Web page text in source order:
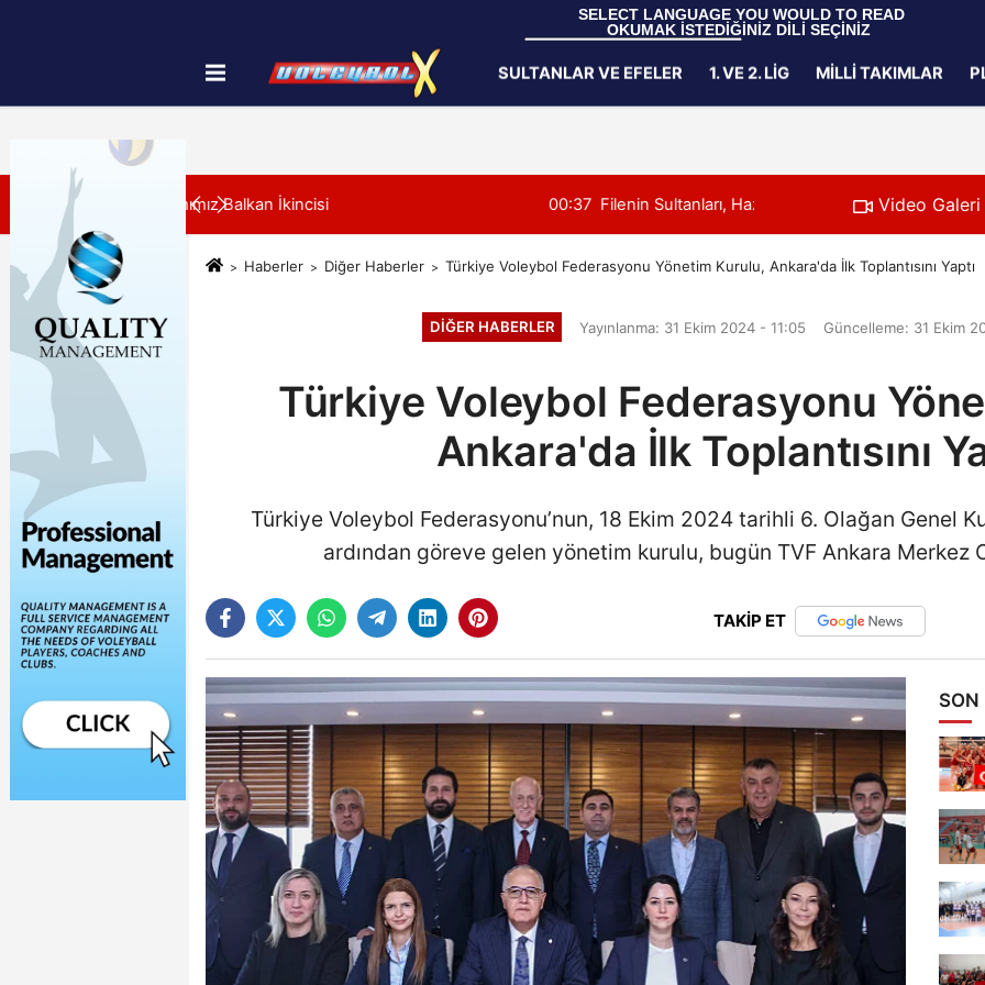
SELECT LANGUAGE YOU WOULD TO READ
OKUMAK İSTEDİĞİNİZ DİLİ SEÇİNİZ
İletişim Çerez Politikası
SULTANLAR VE EFELER 1. VE 2. LIG MILLI TAKIMLAR
SON DAKİKA: 00:37 Filenin Sultanları, Hazırlık Maçında Fransa'yı 3-1 Mağlup Etti 00:35 U17 Erkek Milli
Video Galeri
Haberler Diğer Haberler Türkiye Voleybol Federasyonu Yönetim Kurulu, Ankara'da İlk Toplantısını Yaptı
DIĞER HABERLER Yayınlanma: 31 Ekim 2024 - 11:05 Güncelleme: 31 Ekim
Türkiye Voleybol Federasyonu
Ankara'da İlk Toplantısını
Türkiye Voleybol Federasyonu’nun, 18 Ekim 2024 tarihli 6. Olağan Genel
ardından göreve gelen yönetim kurulu, bugün TVF Ankara Merkez
TAKİP ET
SON